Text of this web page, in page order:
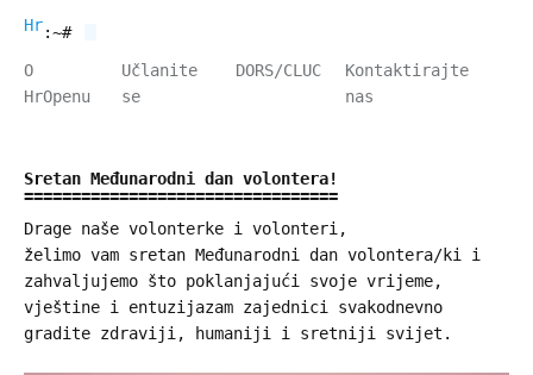
HrOpen
:~#
O
HrOpenu
Učlanite
se
DORS/CLUC
Kontaktirajte
nas
Sretan Međunarodni dan volontera!
Drage naše volonterke i volonteri,
želimo vam sretan Međunarodni dan volontera/ki i
zahvaljujemo što poklanjajući svoje vrijeme,
vještine i entuzijazam zajednici svakodnevno
gradite zdraviji, humaniji i sretniji svijet.